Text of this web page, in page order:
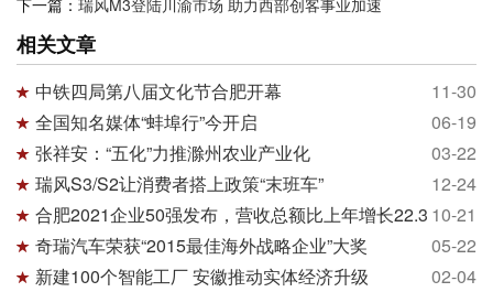
相关文章
11-30
中铁四局第八届文化节合肥开幕
06-19
全国知名媒体“蚌埠行”今开启
03-22
张祥安：“五化”力推滁州农业产业化
12-24
瑞风S3/S2让消费者搭上政策“末班车”
10-21
合肥2021企业50强发布，营收总额比上年增长22.3
05-22
奇瑞汽车荣获“2015最佳海外战略企业”大奖
02-04
新建100个智能工厂 安徽推动实体经济升级